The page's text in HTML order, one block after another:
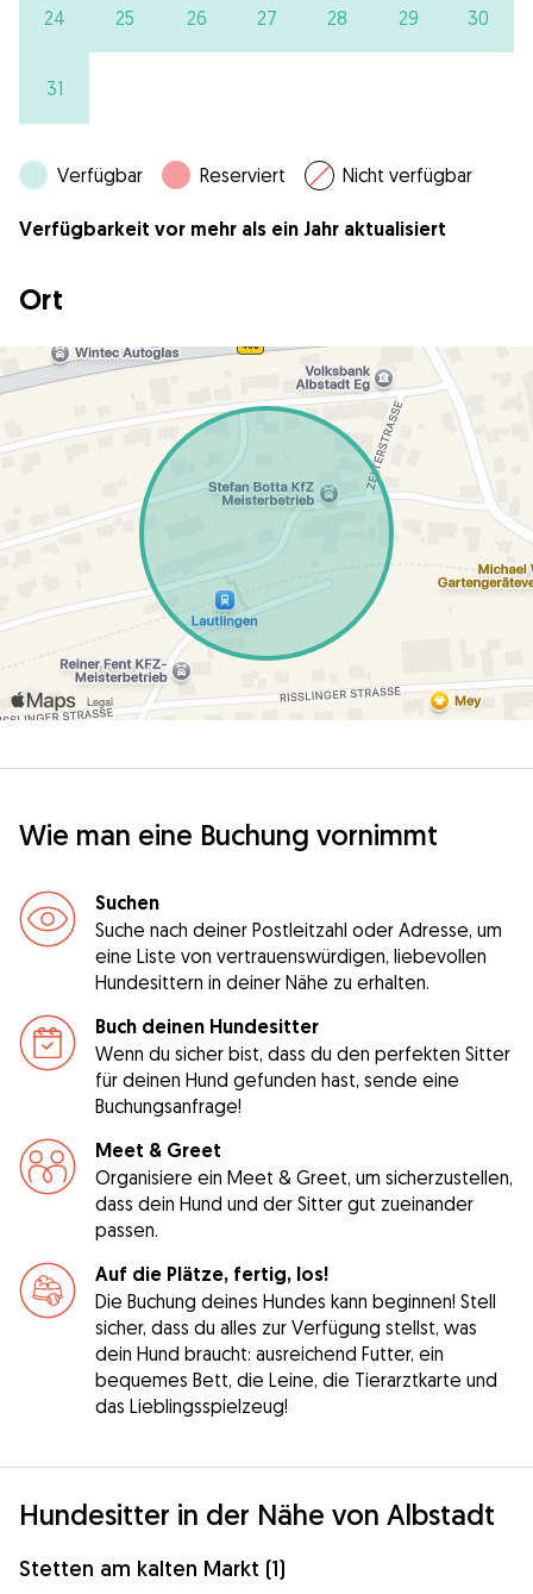
24 25 26 27 28 29 30
31
Verfügbar Reserviert Nicht verfügbar
Verfügbarkeit vor mehr als ein Jahr aktualisiert
Ort
Wie man eine Buchung vornimmt
Suchen
Suche nach deiner Postleitzahl oder Adresse, um
eine Liste von vertrauenswürdigen, liebevollen
Hundesittern in deiner Nähe zu erhalten.
Buch deinen Hundesitter
Wenn du sicher bist, dass du den perfekten Sitter
für deinen Hund gefunden hast, sende eine
Buchungsanfrage!
Meet & Greet
Organisiere ein Meet & Greet, um sicherzustellen,
dass dein Hund und der Sitter gut zueinander
passen.
Auf die Plätze, fertig, los!
Die Buchung deines Hundes kann beginnen! Stell
sicher, dass du alles zur Verfügung stellst, was
dein Hund braucht: ausreichend Futter, ein
bequemes Bett, die Leine, die Tierarztkarte und
das Lieblingsspielzeug!
Hundesitter in der Nähe von Albstadt
Stetten am kalten Markt (1)